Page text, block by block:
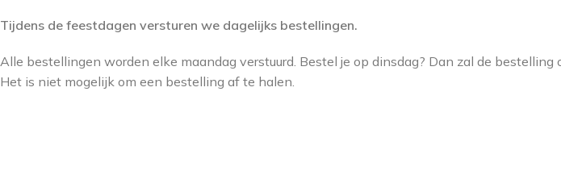
Tijdens de feestdagen versturen we dagelijks bestellingen.
Alle bestellingen worden elke maandag verstuurd. Bestel je op dinsdag? Dan zal de bestelling
Het is niet mogelijk om een bestelling af te halen.